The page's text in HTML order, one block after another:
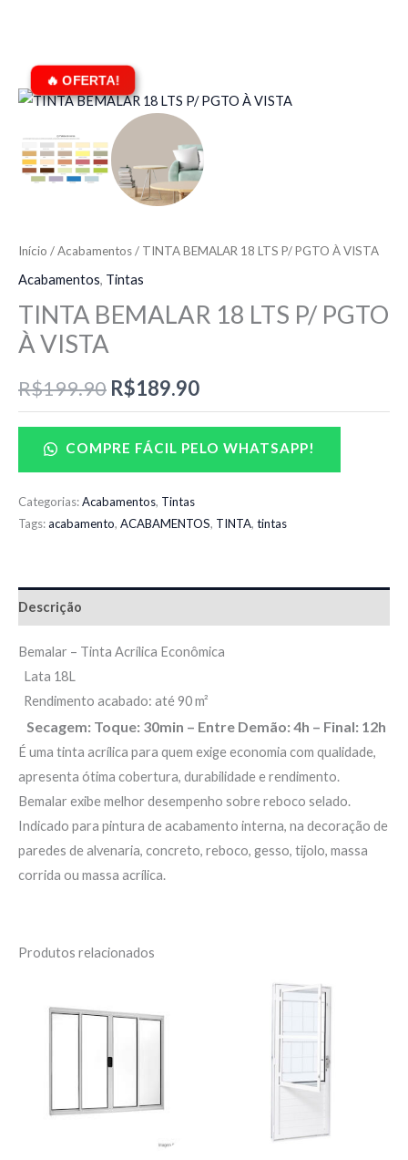
Início /Acabamentos/ TINTA BEMALAR 18 LTS P/ PGTO À VISTA
Acabamentos, Tintas
TINTA BEMALAR 18 LTS P/ PGTO
À VISTA
R$199.90
O
preço
original
R$199.90.
R$189.90
O
preço
atual
R$189.90.
COMPRE FÁCIL PELO WHATSAPP!
Categorias:Acabamentos, Tintas
Tags:acabamento, ACABAMENTOS, TINTA, tintas
Descrição
Bemalar – Tinta Acrílica Econômica
Lata 18L
Rendimento acabado: até 90m²
Secagem: Toque: 30min – Entre Demão: 4h – Final: 12h
É uma tinta acrílica para quem exige economia com qualidade,
apresenta ótima cobertura, durabilidade e rendimento.
Bemalar exibe melhor desempenho sobre reboco selado.
Indicado para pintura de acabamento interna, na decoração de
paredes de alvenaria, concreto, reboco, gesso, tijolo, massa
corrida ou massa acrílica.
Produtos relacionados